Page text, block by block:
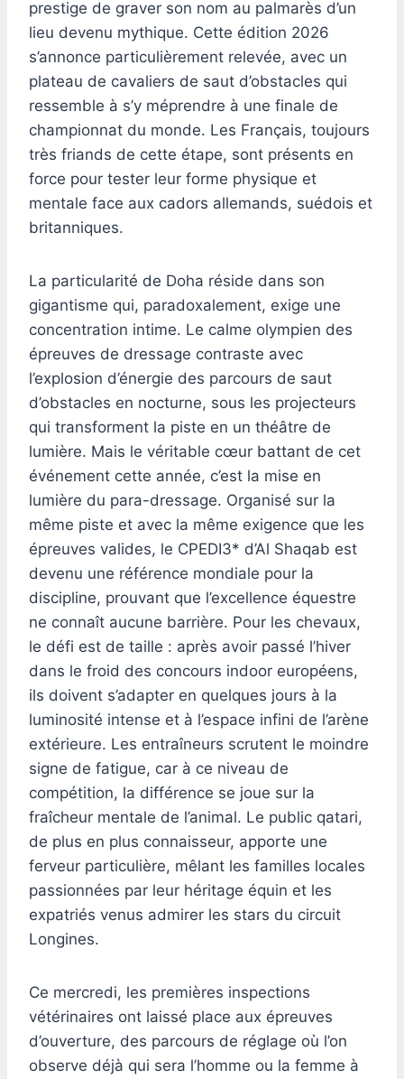
prestige de graver son nom au palmarès d’un
lieu devenu mythique. Cette édition 2026
s’annonce particulièrement relevée, avec un
plateau de cavaliers de saut d’obstacles qui
ressemble à s’y méprendre à une finale de
championnat du monde. Les Français, toujours
très friands de cette étape, sont présents en
force pour tester leur forme physique et
mentale face aux cadors allemands, suédois et
britanniques.
La particularité de Doha réside dans son
gigantisme qui, paradoxalement, exige une
concentration intime. Le calme olympien des
épreuves de dressage contraste avec
l’explosion d’énergie des parcours de saut
d’obstacles en nocturne, sous les projecteurs
qui transforment la piste en un théâtre de
lumière. Mais le véritable cœur battant de cet
événement cette année, c’est la mise en
lumière du para-dressage. Organisé sur la
même piste et avec la même exigence que les
épreuves valides, le CPEDI3* d’Al Shaqab est
devenu une référence mondiale pour la
discipline, prouvant que l’excellence équestre
ne connaît aucune barrière. Pour les chevaux,
le défi est de taille : après avoir passé l’hiver
dans le froid des concours indoor européens,
ils doivent s’adapter en quelques jours à la
luminosité intense et à l’espace infini de l’arène
extérieure. Les entraîneurs scrutent le moindre
signe de fatigue, car à ce niveau de
compétition, la différence se joue sur la
fraîcheur mentale de l’animal. Le public qatari,
de plus en plus connaisseur, apporte une
ferveur particulière, mêlant les familles locales
passionnées par leur héritage équin et les
expatriés venus admirer les stars du circuit
Longines.
Ce mercredi, les premières inspections
vétérinaires ont laissé place aux épreuves
d’ouverture, des parcours de réglage où l’on
observe déjà qui sera l’homme ou la femme à